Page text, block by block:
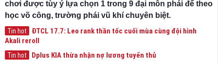
chơi được tùy ý lựa chọn 1 trong 9 đại môn phái để theo
học võ công, trường phái vũ khí chuyên biệt.
Tin hot
ĐTCL 17.7: Leo rank thần tốc cuối mùa cùng đội hình
Akali reroll
Tin hot Dplus KIA thừa nhận nợ lương tuyển thủ